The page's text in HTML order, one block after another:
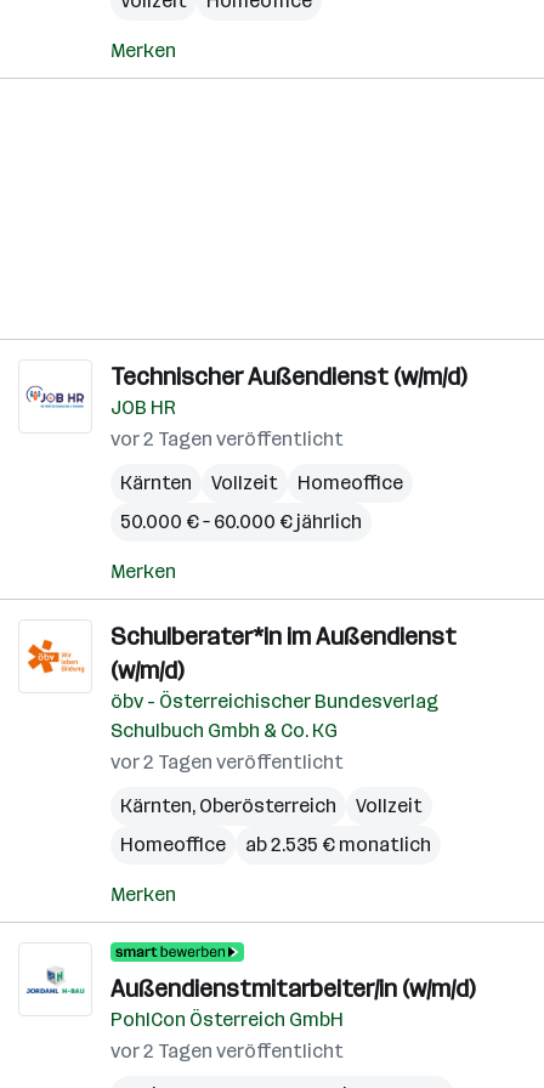
Merken
Technischer Außendienst (w/m/d)
JOB HR
vor 2 Tagen veröffentlicht
Kärnten
Vollzeit
Homeoffice
50.000 € – 60.000 € jährlich
Merken
Schulberater*in im Außendienst
(w/m/d)
öbv - Österreichischer Bundesverlag
Schulbuch Gmbh & Co. KG
vor 2 Tagen veröffentlicht
Kärnten, Oberösterreich
Vollzeit
Homeoffice
ab 2.535 € monatlich
Merken
Außendienstmitarbeiter/in (w/m/d)
PohlCon Österreich GmbH
vor 2 Tagen veröffentlicht